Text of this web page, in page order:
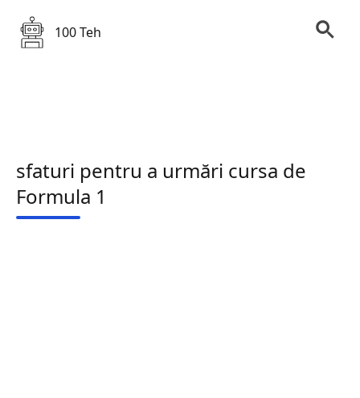
100 Teh
sfaturi pentru a urmări cursa de
Formula 1